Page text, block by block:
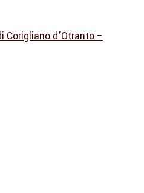
Corigliano d’Otranto –